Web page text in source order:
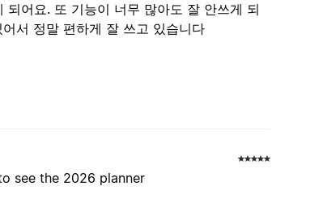
어요. 또 기능이 너무 많아도 잘 안쓰게 되
서 정말 편하게 잘 쓰고 있습니다
see the 2026 planner